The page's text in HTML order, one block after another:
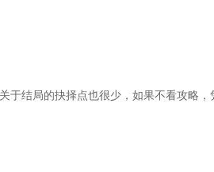
于结局的抉择点也很少，如果不看攻略